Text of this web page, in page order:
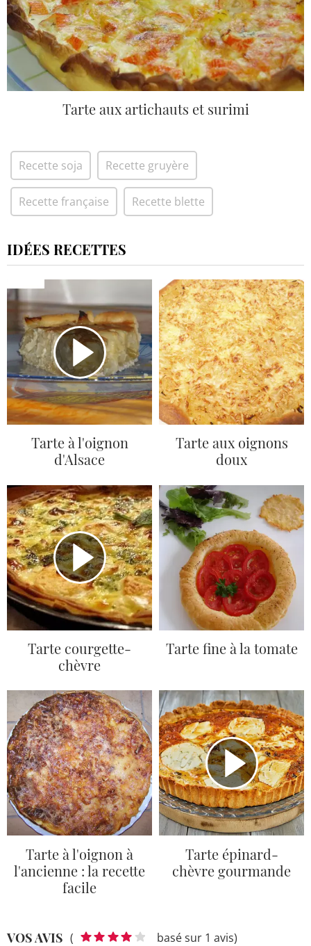
Tarte aux artichauts et surimi
Recette soja Recette gruyère
Recette française Recette blette
IDÉES RECETTES
Tarte à l'oignon
d'Alsace
Tarte aux oignons
doux
Tarte courgette-
chèvre
Tarte fine à la tomate
Tarte à l'oignon à
l'ancienne : la recette
facile
Tarte épinard-
chèvre gourmande
VOS AVIS ( basé sur 1 avis)